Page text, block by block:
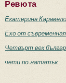
Ревюта
Екатерина
Ехо от
Четвърт век
чети по-нататък